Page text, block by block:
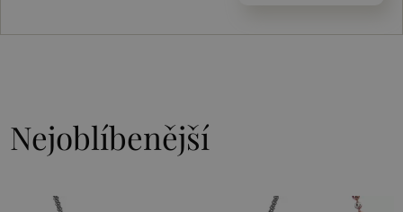
Nejoblíbenější